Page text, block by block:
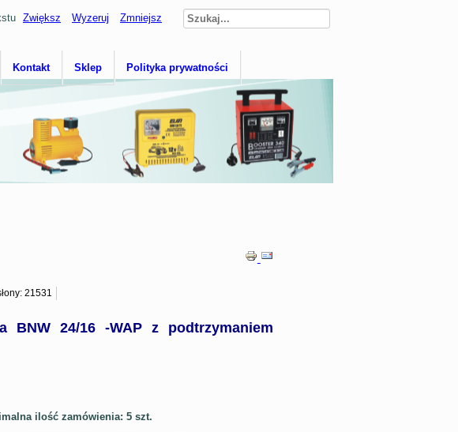
Kontakt Sklep Polityka prywatności
Zwiększ Wyzeruj Zmniejsz
21531
BNW 24/16 -WAP z podtrzymaniem
ilość zamówienia: 5 szt.